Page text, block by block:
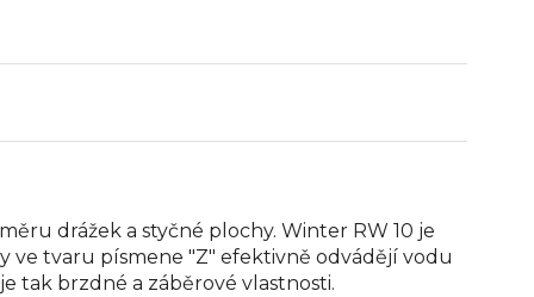
drážek a styčné plochy. Winter RW 10 je
ve tvaru písmene "Z" efektivně odvádějí vodu
tak brzdné a záběrové vlastnosti.